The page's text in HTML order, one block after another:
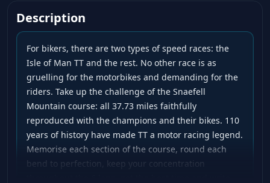
Description
For bikers, there are two types of speed races: the
Isle of Man TT and the rest. No other race is as
gruelling for the motorbikes and demanding for the
riders. Take up the challenge of the Snaefell
Mountain course: all 37.73 miles faithfully
reproduced with the champions and their bikes. 110
years of history have made TT a motor racing legend.
Memorise each section of the course, round each
bend to perfection, keep your concentration